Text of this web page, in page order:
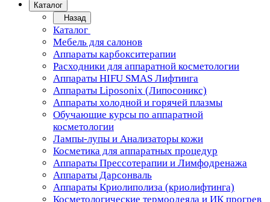
Каталог
Назад
Каталог
Мебель для салонов
Аппараты карбокситерапии
Расходники для аппаратной косметологии
Аппараты HIFU SMAS Лифтинга
Аппараты Liposonix (Липосоникс)
Аппараты холодной и горячей плазмы
Обучающие курсы по аппаратной
косметологии
Лампы-лупы и Анализаторы кожи
Косметика для аппаратных процедур
Аппараты Прессотерапии и Лимфодренажа
Аппараты Дарсонваль
Аппараты Криолиполиза (криолифтинга)
Косметологические термоодеяла и ИК прогрев